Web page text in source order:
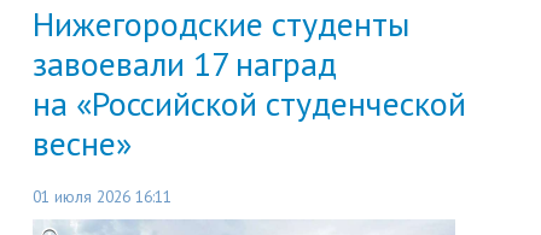
Нижегородские студенты
завоевали 17 наград
на «Российской студенческой
весне»
01 июля 2026 16:11